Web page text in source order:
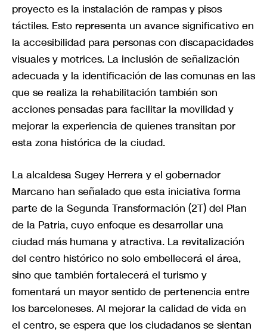
proyecto es la instalación de rampas y pisos
táctiles. Esto representa un avance significativo en
la accesibilidad para personas con discapacidades
visuales y motrices. La inclusión de señalización
adecuada y la identificación de las comunas en las
que se realiza la rehabilitación también son
acciones pensadas para facilitar la movilidad y
mejorar la experiencia de quienes transitan por
esta zona histórica de la ciudad.
La alcaldesa Sugey Herrera y el gobernador
Marcano han señalado que esta iniciativa forma
parte de la Segunda Transformación (2T) del Plan
de la Patria, cuyo enfoque es desarrollar una
ciudad más humana y atractiva. La revitalización
del centro histórico no solo embellecerá el área,
sino que también fortalecerá el turismo y
fomentará un mayor sentido de pertenencia entre
los barceloneses. Al mejorar la calidad de vida en
el centro, se espera que los ciudadanos se sientan